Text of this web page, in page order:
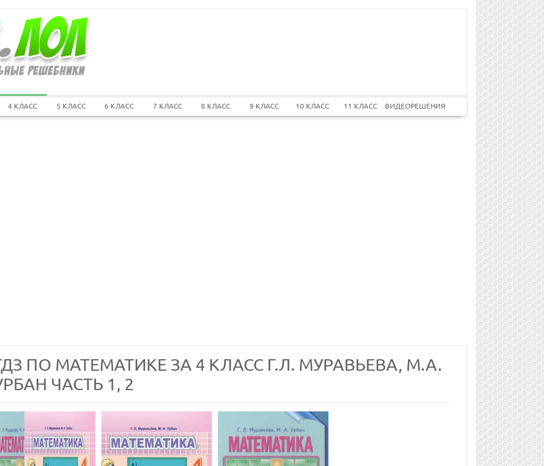
4 КЛАСС 5 КЛАСС 6 КЛАСС 7 КЛАСС 8 КЛАСС 9 КЛАСС 10 КЛАСС 11 КЛАСС ВИДЕОРЕШЕНИЯ
ПО МАТЕМАТИКЕ ЗА 4 КЛАСС Г.Л. МУРАВЬЕВА, М.А.
ЧАСТЬ 1, 2